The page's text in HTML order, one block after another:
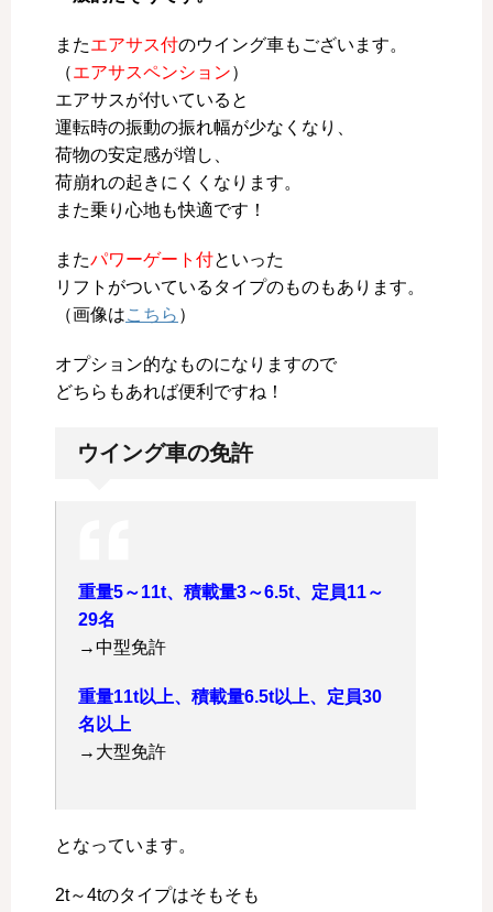
またエアサス付のウイング車もございます。
（エアサスペンション）
エアサスが付いていると
運転時の振動の振れ幅が少なくなり、
荷物の安定感が増し、
荷崩れの起きにくくなります。
また乗り心地も快適です！
またパワーゲート付といった
リフトがついているタイプのものもあります。
（画像はこちら ）
オプション的なものになりますので
どちらもあれば便利ですね！
ウイング車の免許
重量5～11t、積載量3～6.5t、定員11～
29名
→中型免許
重量11t以上、積載量6.5t以上、定員30
名以上
→大型免許
となっています。
2t～4tのタイプはそもそも